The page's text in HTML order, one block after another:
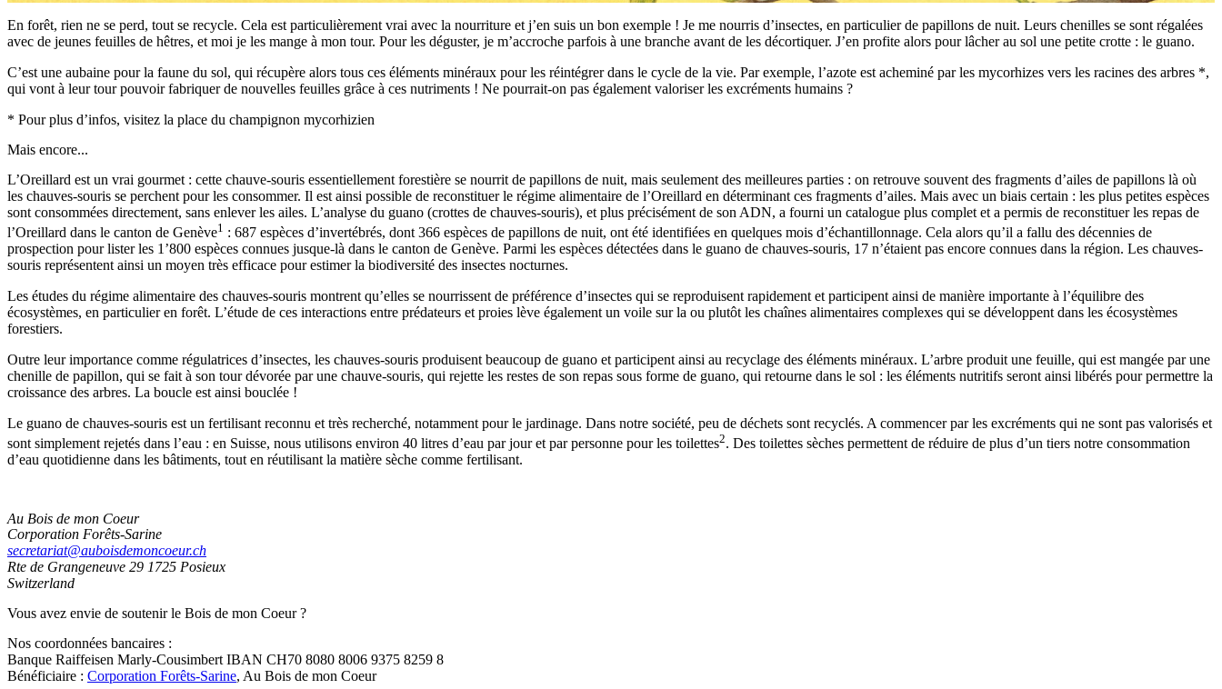
En forêt, rien ne se perd, tout se recycle. Cela est particulièrement vrai avec la nourriture et j’en suis un bon exemple ! Je me nourris d’insectes, en particulier de papillons de nuit. Leurs chenilles se sont régalées
avec de jeunes feuilles de hêtres, et moi je les mange à mon tour. Pour les déguster, je m’accroche parfois à une branche avant de les décortiquer. J’en profite alors pour lâcher au sol une petite crotte : le guano.
C’est une aubaine pour la faune du sol, qui récupère alors tous ces éléments minéraux pour les réintégrer dans le cycle de la vie. Par exemple, l’azote est acheminé par les mycorhizes vers les racines des arbres *,
qui vont à leur tour pouvoir fabriquer de nouvelles feuilles grâce à ces nutriments ! Ne pourrait-on pas également valoriser les excréments humains ?
* Pour plus d’infos, visitez la place du champignon mycorhizien
Mais encore...
L’Oreillard est un vrai gourmet : cette chauve-souris essentiellement forestière se nourrit de papillons de nuit, mais seulement des meilleures parties : on retrouve souvent des fragments d’ailes de papillons là où
les chauves-souris se perchent pour les consommer. Il est ainsi possible de reconstituer le régime alimentaire de l’Oreillard en déterminant ces fragments d’ailes. Mais avec un biais certain : les plus petites espèces
sont consommées directement, sans enlever les ailes. L’analyse du guano (crottes de chauves-souris), et plus précisément de son ADN, a fourni un catalogue plus complet et a permis de reconstituer les repas de
l’Oreillard dans le canton de Genève1 : 687 espèces d’invertébrés, dont 366 espèces de papillons de nuit, ont été identifiées en quelques mois d’échantillonnage. Cela alors qu’il a fallu des décennies de
prospection pour lister les 1’800 espèces connues jusque-là dans le canton de Genève. Parmi les espèces détectées dans le guano de chauves-souris, 17 n’étaient pas encore connues dans la région. Les chauves-
souris représentent ainsi un moyen très efficace pour estimer la biodiversité des insectes nocturnes.
Les études du régime alimentaire des chauves-souris montrent qu’elles se nourrissent de préférence d’insectes qui se reproduisent rapidement et participent ainsi de manière importante à l’équilibre des
écosystèmes, en particulier en forêt. L’étude de ces interactions entre prédateurs et proies lève également un voile sur la ou plutôt les chaînes alimentaires complexes qui se développent dans les écosystèmes
forestiers.
Outre leur importance comme régulatrices d’insectes, les chauves-souris produisent beaucoup de guano et participent ainsi au recyclage des éléments minéraux. L’arbre produit une feuille, qui est mangée par une
chenille de papillon, qui se fait à son tour dévorée par une chauve-souris, qui rejette les restes de son repas sous forme de guano, qui retourne dans le sol : les éléments nutritifs seront ainsi libérés pour permettre la
croissance des arbres. La boucle est ainsi bouclée !
Le guano de chauves-souris est un fertilisant reconnu et très recherché, notamment pour le jardinage. Dans notre société, peu de déchets sont recyclés. A commencer par les excréments qui ne sont pas valorisés et
sont simplement rejetés dans l’eau : en Suisse, nous utilisons environ 40 litres d’eau par jour et par personne pour les toilettes2. Des toilettes sèches permettent de réduire de plus d’un tiers notre consommation
d’eau quotidienne dans les bâtiments, tout en réutilisant la matière sèche comme fertilisant.
Au Bois de mon Coeur
Corporation Forêts-Sarine
secretariat@auboisdemoncoeur.ch
Rte de Grangeneuve 29 1725 Posieux
Switzerland
Vous avez envie de soutenir le Bois de mon Coeur ?
Nos coordonnées bancaires :
Banque Raiffeisen Marly-Cousimbert IBAN CH70 8080 8006 9375 8259 8
Bénéficiaire : Corporation Forêts-Sarine, Au Bois de mon Coeur